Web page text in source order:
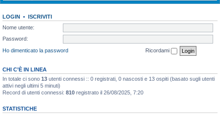
LOGIN • ISCRIVITI
Nome utente:
Password:
Ho dimenticato la password
Ricordami
CHI C’È IN LINEA
In totale ci sono 13 utenti connessi :: 0 registrati, 0 nascosti e 13 ospiti (basato sugli utenti
attivi negli ultimi 5 minuti)
Record di utenti connessi: 810 registrato il 26/08/2025, 7:20
STATISTICHE